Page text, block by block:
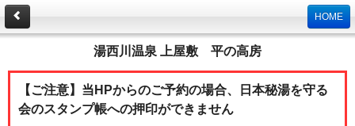
HOME
湯西川温泉 上屋敷 平の高房
【ご注意】当HPからのご予約の場合、日本秘湯を守る
会のスタンプ帳への押印ができません